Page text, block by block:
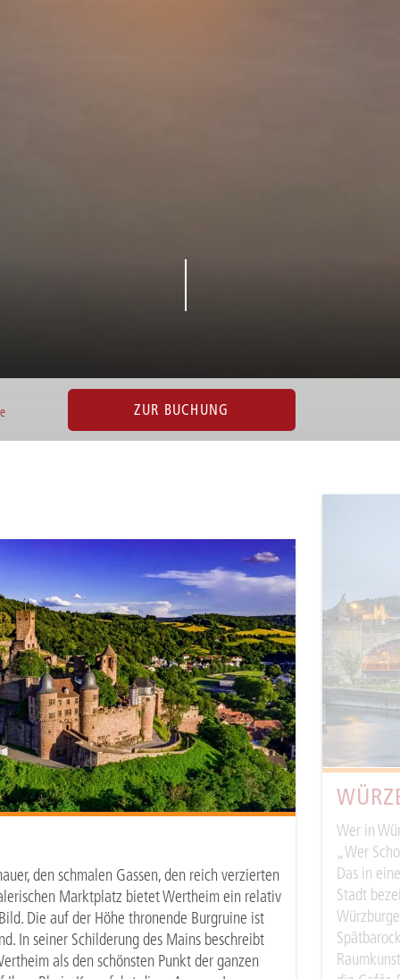
ZUR BUCHUNG
den schmalen Gassen, den reich verzierten
Marktplatz bietet Wertheim ein relativ
Die auf der Höhe thronende Burgruine ist
In seiner Schilderung des Mains beschreibt
als den schönsten Punkt der ganzen
Wer in
„Wer
Das in
Stadt